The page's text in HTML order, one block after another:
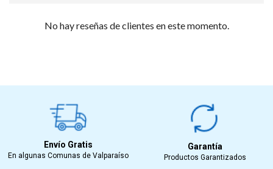
No hay reseñas de clientes en este momento.
Envío Gratis
En algunas Comunas de Valparaíso
Garantía
Productos Garantizados